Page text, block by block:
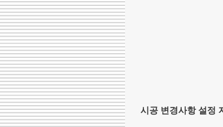
시공 변경사항 설정